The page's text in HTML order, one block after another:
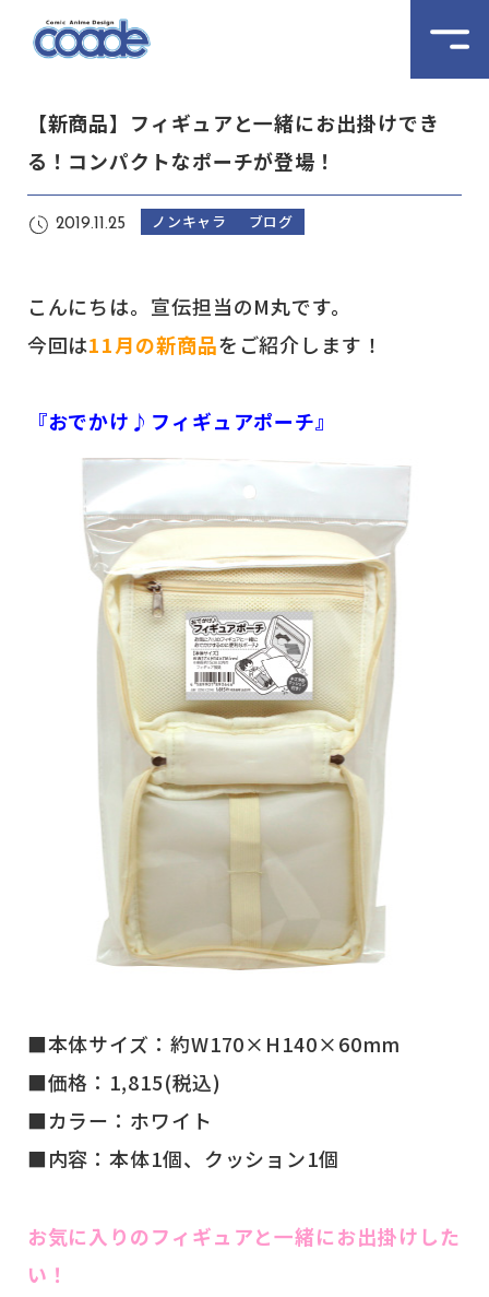
【新商品】フィギュアと一緒にお出掛けでき
る！コンパクトなポーチが登場！
2019.11.25 ノンキャラ ブログ
こんにちは。宣伝担当のM丸です。
今回は11月の新商品をご紹介します！
『おでかけ♪フィギュアポーチ』
■本体サイズ：約W170×H140×60mm
■価格：1,815(税込)
■カラー：ホワイト
■内容：本体1個、クッション1個
お気に入りのフィギュアと一緒にお出掛けした
い！